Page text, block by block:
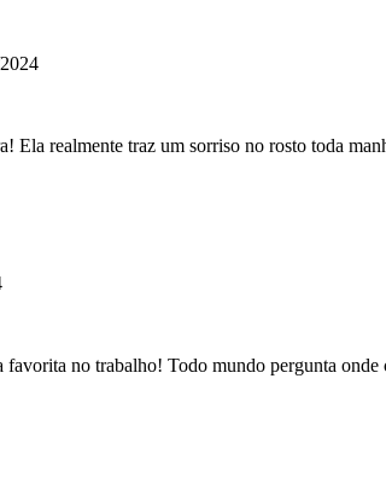
Ela realmente traz um sorriso no rosto toda
favorita no trabalho! Todo mundo pergunta